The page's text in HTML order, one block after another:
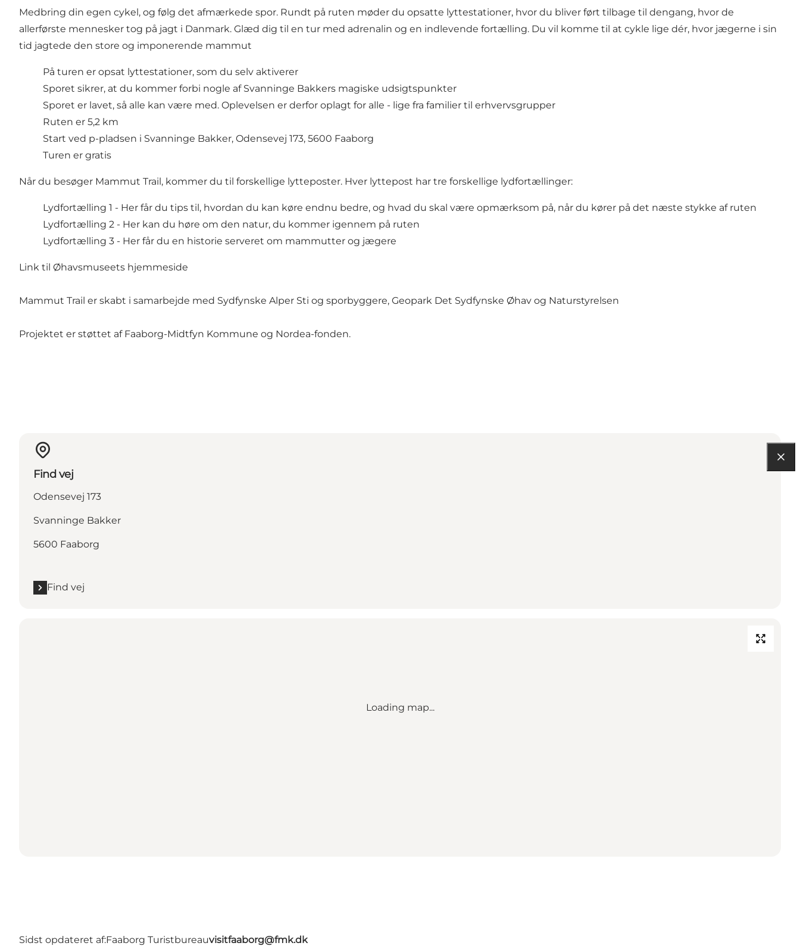
Medbring din egen cykel, og følg det afmærkede spor. Rundt på ruten møder du opsatte lyttestationer, hvor du bliver ført tilbage til dengang, hvor de
allerførste mennesker tog på jagt i Danmark. Glæd dig til en tur med adrenalin og en indlevende fortælling. Du vil komme til at cykle lige dér, hvor jægerne i sin
tid jagtede den store og imponerende mammut
På turen er opsat lyttestationer, som du selv aktiverer
Sporet sikrer, at du kommer forbi nogle af Svanninge Bakkers magiske udsigtspunkter
Sporet er lavet, så alle kan være med. Oplevelsen er derfor oplagt for alle - lige fra familier til erhvervsgrupper
Ruten er 5,2 km
Start ved p-pladsen i Svanninge Bakker, Odensevej 173, 5600 Faaborg
Turen er gratis
Når du besøger Mammut Trail, kommer du til forskellige lytteposter. Hver lyttepost har tre forskellige lydfortællinger:
Lydfortælling 1 - Her får du tips til, hvordan du kan køre endnu bedre, og hvad du skal være opmærksom på, når du kører på det næste stykke af ruten
Lydfortælling 2 - Her kan du høre om den natur, du kommer igennem på ruten
Lydfortælling 3 - Her får du en historie serveret om mammutter og jægere
Link til Øhavsmuseets hjemmeside
Mammut Trail er skabt i samarbejde med Sydfynske Alper Sti og sporbyggere, Geopark Det Sydfynske Øhav og Naturstyrelsen
Projektet er støttet af Faaborg-Midtfyn Kommune og Nordea-fonden.
Find vej
Odensevej 173
Svanninge Bakker
5600 Faaborg
Find vej
Loading map...
Sidst opdateret af:Faaborg Turistbureauvisitfaaborg@fmk.dk